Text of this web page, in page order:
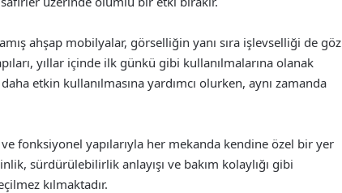
ahşap mobilyalar, görselliğin yanı sıra işlevselliği de göz
yıllar içinde ilk günkü gibi kullanılmalarına olanak
etkin kullanılmasına yardımcı olurken, aynı zamanda
fonksiyonel yapılarıyla her mekanda kendine özel bir yer
sürdürülebilirlik anlayışı ve bakım kolaylığı gibi
kılmaktadır.